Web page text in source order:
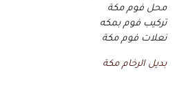
محل فوم مكة
تركيب فوم بمكه
نعلات فوم مكة
بديل الرخام مكة